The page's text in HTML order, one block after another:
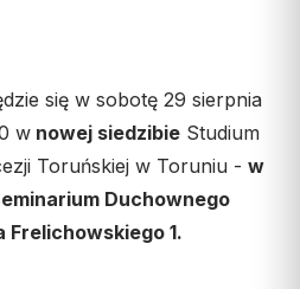
się w sobotę 29 sierpnia
w nowej siedzibie Studium
Toruńskiej w Toruniu - w
Duchownego
Frelichowskiego 1.